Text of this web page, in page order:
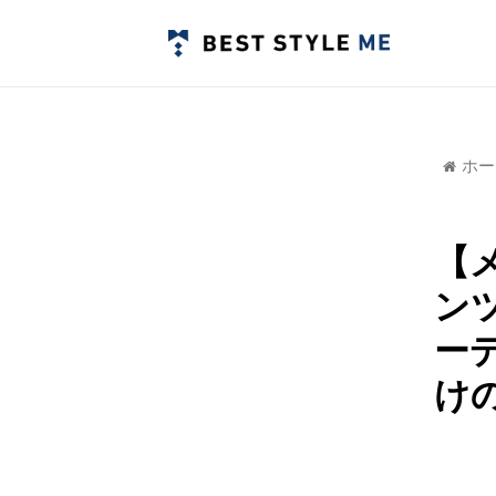
ホ
ン
ー
け